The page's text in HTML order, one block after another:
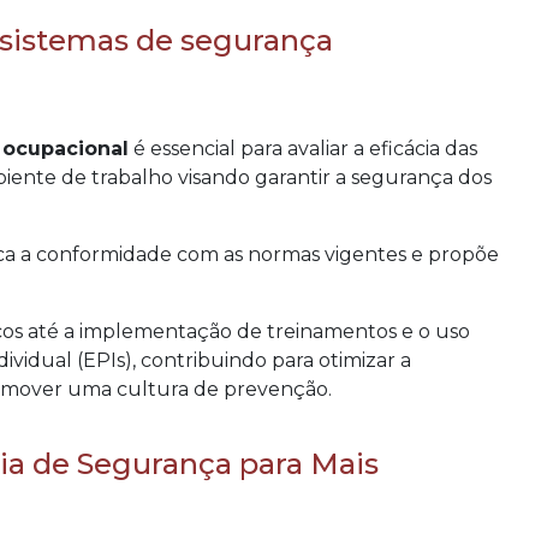
de segurança
é essencial para avaliar a eficácia das
de trabalho visando garantir a segurança dos
a conformidade com as normas vigentes e propõe
até a implementação de treinamentos e o uso
(EPIs), contribuindo para otimizar a
uma cultura de prevenção.
de Segurança para Mais